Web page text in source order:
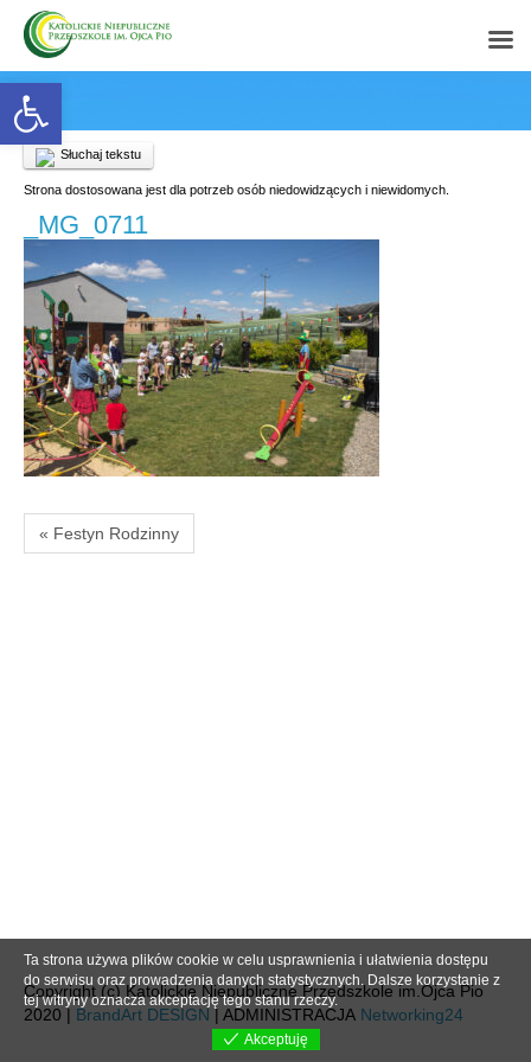
Open toolbar
Słuchaj tekstu
Strona dostosowana jest dla potrzeb osób niedowidzących i niewidomych.
_MG_0711
« Festyn Rodzinny
Copyright (c) Katolickie Niepubliczne Przedszkole im.Ojca Pio
2020 | BrandArt DESIGN | ADMINISTRACJA Networking24
Ta strona używa plików cookie w celu usprawnienia i ułatwienia dostępu
do serwisu oraz prowadzenia danych statystycznych. Dalsze korzystanie z
tej witryny oznacza akceptację tego stanu rzeczy.
Akceptuję